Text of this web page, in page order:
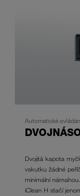
Automatické
Dvojitá kapota
vskutku žádné
minimální
iClean H stačí